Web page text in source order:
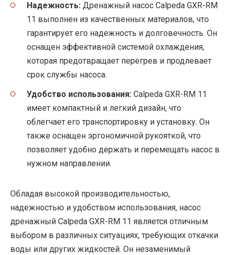
Надежность: Дренажный насос Calpeda GXR-RM
11 выполнен из качественных материалов, что
гарантирует его надежность и долговечность. Он
оснащен эффективной системой охлаждения,
которая предотвращает перегрев и продлевает
срок службы насоса.
Удобство использования: Calpeda GXR-RM 11
имеет компактный и легкий дизайн, что
облегчает его транспортировку и установку. Он
также оснащен эргономичной рукояткой, что
позволяет удобно держать и перемещать насос в
нужном направлении.
Обладая высокой производительностью,
надежностью и удобством использования, насос
дренажный Calpeda GXR-RM 11 является отличным
выбором в различных ситуациях, требующих откачки
воды или других жидкостей. Он незаменимый